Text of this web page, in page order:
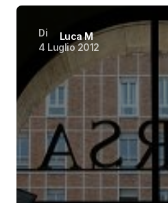
Di
Luca M
4 Luglio 2012